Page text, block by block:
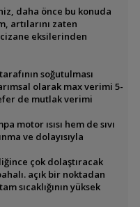
daha önce bu konuda
artılarını zaten
eksilerinden
soğutulması
olarak max verimi 5-
de mutlak verimi
motor ısısı hem de sıvı
ve dolayısıyla
çok dolaştıracak
açık bir noktadan
sıcaklığının yüksek